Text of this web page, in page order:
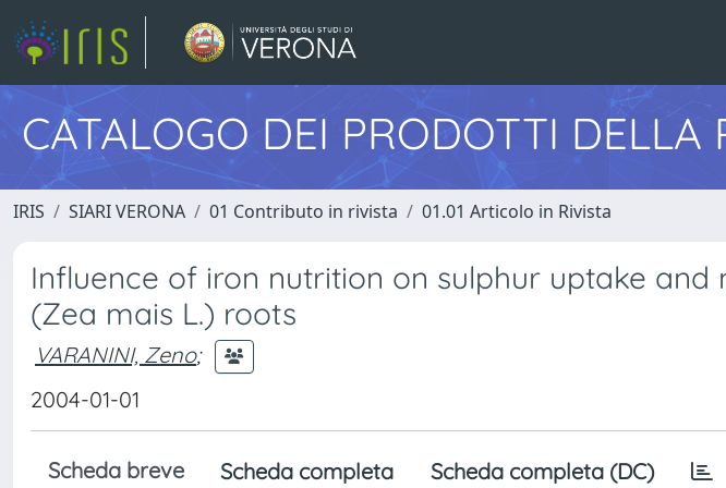
CATALOGO DEI PRODOTTI DELLA
IRIS SIARI VERONA 01 Contributo in rivista 01.01 Articolo in Rivista
Influence of iron nutrition on sulphur uptake and
(Zea mais L.) roots
VARANINI, Zeno;
2004-01-01
Scheda breve Scheda completa Scheda completa (DC)